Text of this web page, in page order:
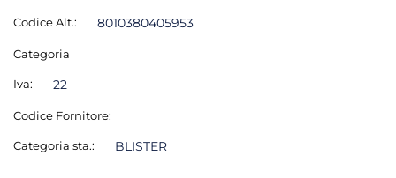
Codice Alt.: 8010380405953
Categoria
Iva: 22
Codice Fornitore:
Categoria sta.: BLISTER